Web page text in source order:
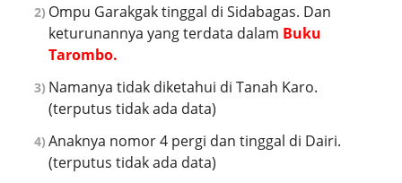
Ompu Garakgak tinggal di Sidabagas. Dan
keturunannya yang terdata dalam Buku
Tarombo.
Namanya tidak diketahui di Tanah Karo.
(terputus tidak ada data)
Anaknya nomor 4 pergi dan tinggal di Dairi.
(terputus tidak ada data)